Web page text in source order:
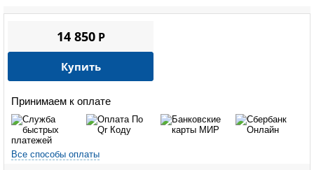
Принимаем к оплате
Все способы оплаты
14 850P
Купить